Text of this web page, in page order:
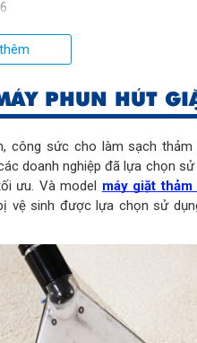
6
220
Hút bụi ướt Hút bụi khô
thảm
Chính hãng
60
70x54x99
2400
PHUN HÚT
công sức cho làm sạch thảm
doanh nghiệp đã lựa chọn
ưu. Và model máy giặt
vệ sinh được lựa chọn sử